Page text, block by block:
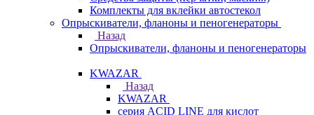
Комплекты для вклейки автостекол
Опрыскиватели, фланоны и пеногенераторы
Назад
Опрыскиватели, фланоны и пеногенераторы
KWAZAR
Назад
KWAZAR
серия ACID LINE для кислот